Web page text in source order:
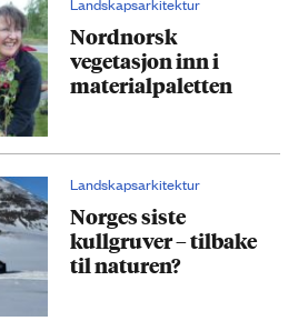
Landskapsarkitektur
Nordnorsk
vegetasjon inn i
materialpaletten
Landskapsarkitektur
Norges siste
kullgruver – tilbake
til naturen?